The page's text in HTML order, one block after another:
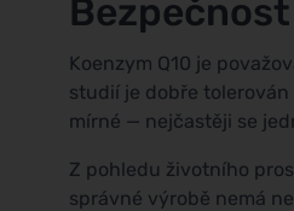
Koenzym Q10 je
studií je dobře
mírné — nejčastěji se
Z pohledu životního
správné výrobě nemá